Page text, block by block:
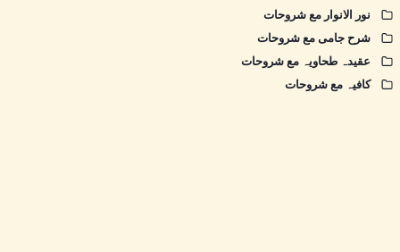
نور الانوار مع شروحات
شرح جامی مع شروحات
عقیدہ طحاویہ مع شروحات
کافیہ مع شروحات